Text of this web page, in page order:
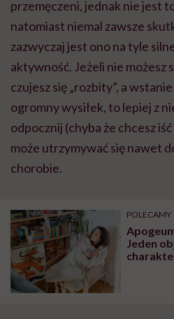
przemęczeni, jednak nie jest
natomiast niemal zawsze
zazwyczaj jest ono na tyle
aktywność. Jeżeli nie możesz
czujesz się „rozbity”, a
ogromny wysiłek, to lepiej z
odpocznij (chyba że chcesz
może utrzymywać się nawet
chorobie.
POLECAMY
Jeden